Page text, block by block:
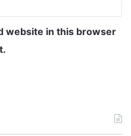
website in this browser